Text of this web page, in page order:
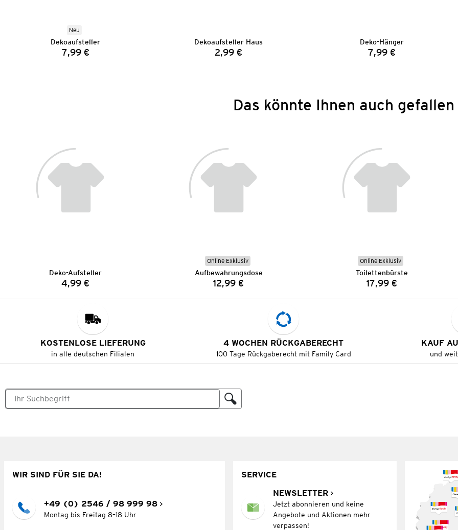
Neu
Dekoaufsteller
Preis:
7,99 €
Dekoaufsteller Haus
Preis:
2,99 €
Deko-Hänger
Preis:
7,99 €
Das könnte Ihnen auch gefallen
Deko-Aufsteller
Preis:
4,99 €
Online Exklusiv
Aufbewahrungsdose
Preis:
12,99 €
Online Exklusiv
Toilettenbürste
Preis:
17,99 €
KOSTENLOSE LIEFERUNG
in alle deutschen Filialen
4 WOCHEN RÜCKGABERECHT
100 Tage Rückgaberecht mit Family Card
KAUF
und
WIR SIND FÜR SIE DA!
+49 (0) 2546 / 98 999 98
Montag bis Freitag 8–18 Uhr
SERVICE
NEWSLETTER
Jetzt abonnieren und keine
Angebote und Aktionen mehr
verpassen!